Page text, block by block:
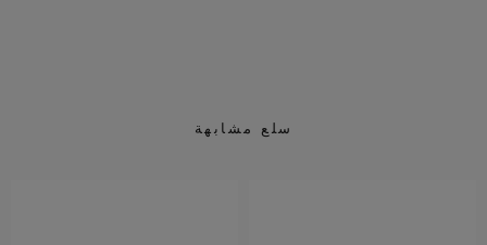
سلع مشابهة